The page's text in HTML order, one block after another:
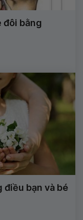
đôi bằng
điều bạn và bé